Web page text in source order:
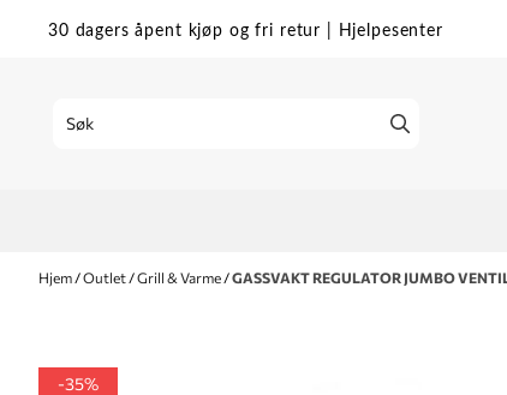
Hopp til innhold
30 dagers åpent kjøp og fri retur Hjelpesenter
Hjem /Outlet /Grill & Varme /GASSVAKT REGULATOR JUMBO VENTIL
-35%